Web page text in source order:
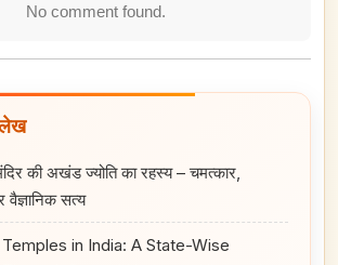
No comment found.
की अखंड ज्योति का रहस्य – चमत्कार,
वैज्ञानिक सत्य
in India: A State-Wise